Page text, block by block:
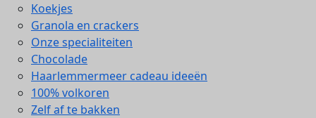
Koekjes
Granola en crackers
Onze specialiteiten
Chocolade
Haarlemmermeer cadeau ideeën
100% volkoren
Zelf af te bakken